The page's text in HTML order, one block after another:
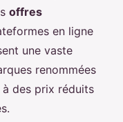
offres
en ligne
une vaste
renommées
des prix réduits